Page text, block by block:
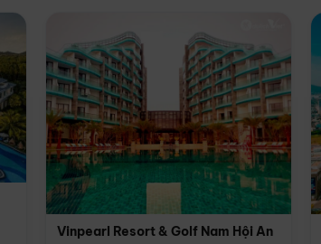
Vinpearl Resort & Golf Nam Hội An